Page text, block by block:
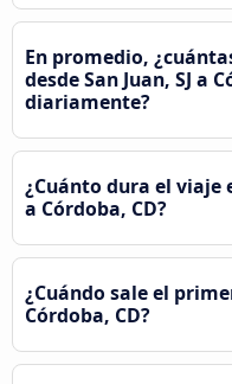
En promedio,
desde San Juan, SJ a
diariamente?
¿Cuánto dura el viaje
a Córdoba, CD?
¿Cuándo sale el
Córdoba, CD?